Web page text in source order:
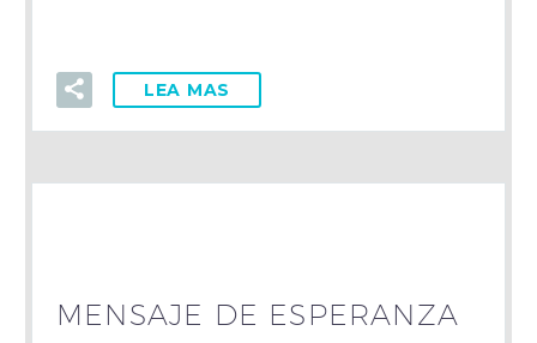
LEA MAS
MENSAJE DE ESPERANZA